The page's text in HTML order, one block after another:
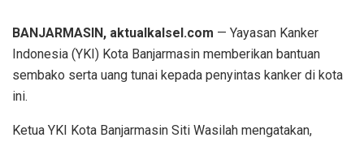
BANJARMASIN, aktualkalsel.com — Yayasan Kanker
Indonesia (YKI) Kota Banjarmasin memberikan bantuan
sembako serta uang tunai kepada penyintas kanker di kota
ini.
Ketua YKI Kota Banjarmasin Siti Wasilah mengatakan,